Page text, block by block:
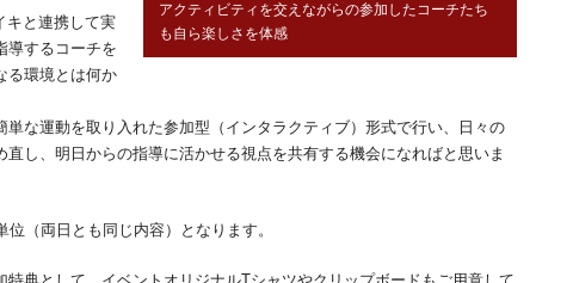
アクティビティを交えながらの参加したコーチたち
も自ら楽しさを体感
キと連携して実
導するコーチを
る環境とは何か
な運動を取り入れた参加型（インタラクティブ）形式で行い、日々の
し、明日からの指導に活かせる視点を共有する機会になればと思いま
（両日とも同じ内容）となります。